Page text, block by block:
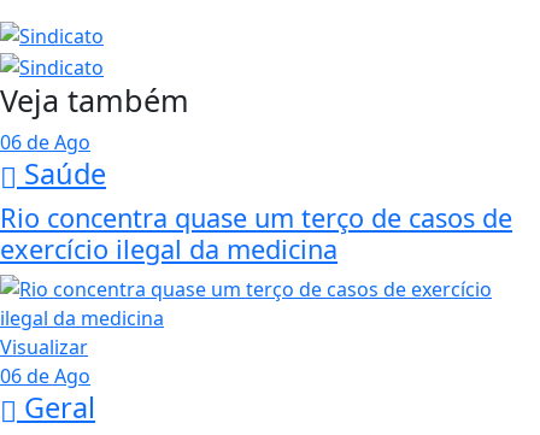
Veja também
06 de Ago
Saúde
Rio concentra quase um terço de casos de
exercício ilegal da medicina
Visualizar
06 de Ago
Geral